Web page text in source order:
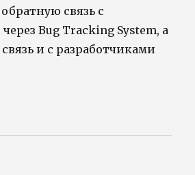
связь с
Bug Tracking System, а
и с разработчиками